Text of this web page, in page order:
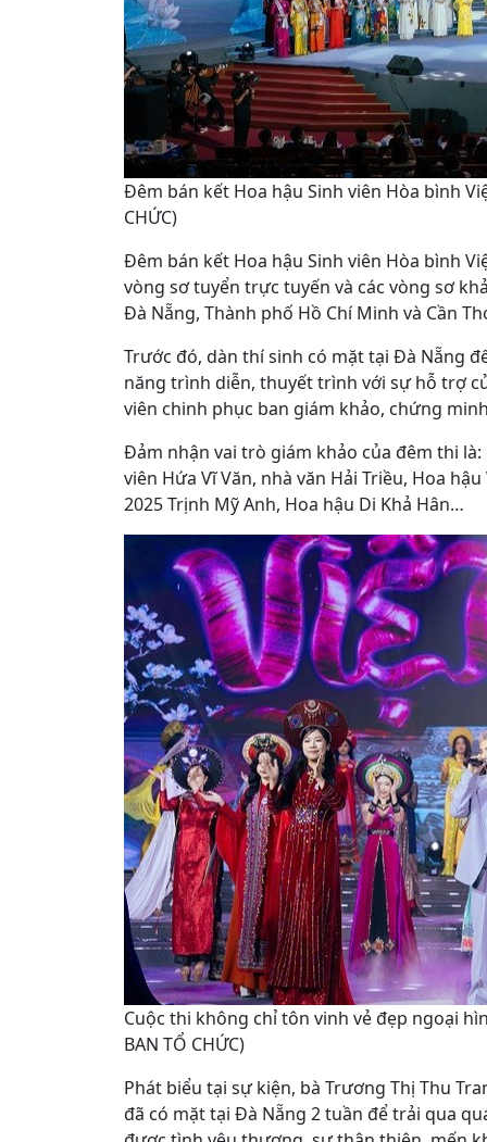
Đêm bán kết Hoa hậu Sinh viên Hòa bình
CHỨC)
Đêm bán kết Hoa hậu Sinh viên Hòa bình
vòng sơ tuyển trực tuyến và các vòng sơ
Đà Nẵng, Thành phố Hồ Chí Minh và Cần
Trước đó, dàn thí sinh có mặt tại Đà Nẵng
năng trình diễn, thuyết trình với sự hỗ trợ
viên chinh phục ban giám khảo, chứng
Đảm nhận vai trò giám khảo của đêm thi là:
viên Hứa Vĩ Văn, nhà văn Hải Triều, Hoa
2025 Trịnh Mỹ Anh, Hoa hậu Di Khả Hân…
Cuộc thi không chỉ tôn vinh vẻ đẹp ngoại
BAN TỔ CHỨC)
Phát biểu tại sự kiện, bà Trương Thị Thu
đã có mặt tại Đà Nẵng 2 tuần để trải qua